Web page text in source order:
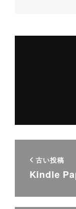
古い投稿
Kindle